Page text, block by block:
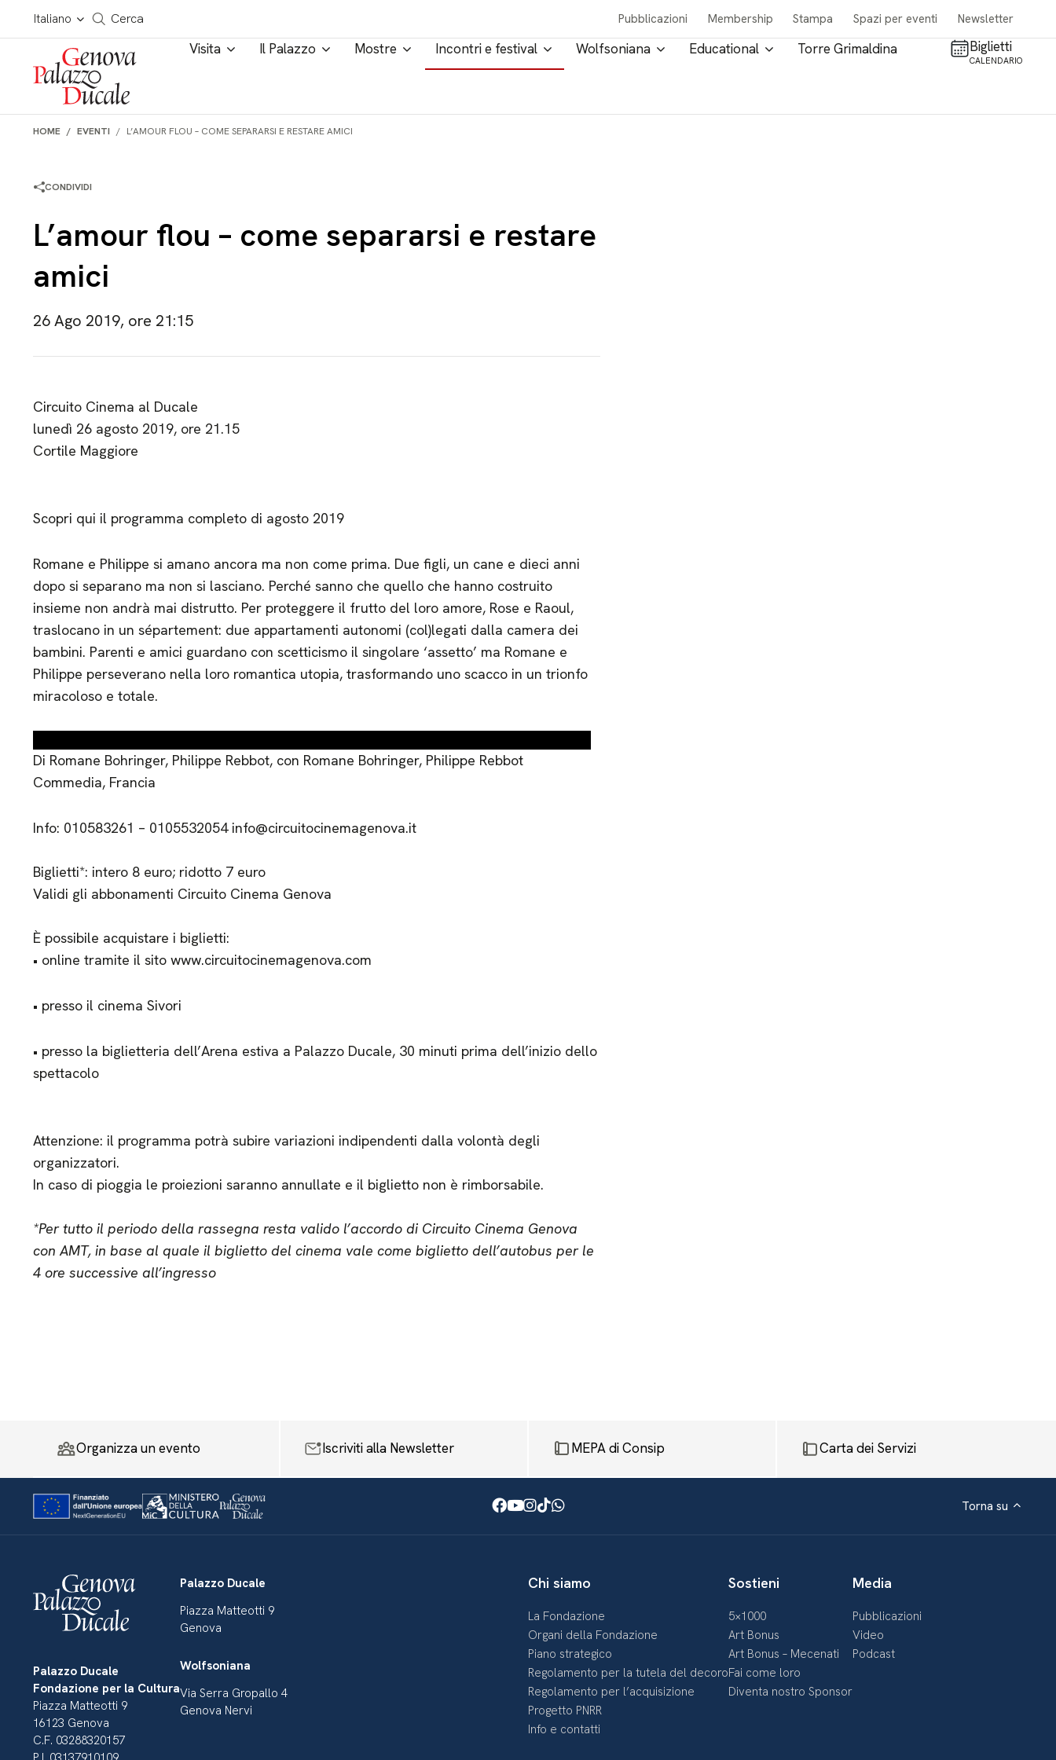
Salta al contenuto
Italiano
Cerca in tutto il sito
Cerca Pubblicazioni Membership Stampa Spazi per eventi Newsletter
Visita Il Palazzo Mostre Incontri e festival Wolfsoniana Educational Torre Grimaldina Biglietti
CALENDARIO
HOME EVENTI L’AMOUR FLOU – COME SEPARARSI E RESTARE AMICI
CONDIVIDI
L’amour flou – come separarsi e restare
amici
26 Ago 2019, ore 21:15
Circuito Cinema al Ducale
lunedì 26 agosto 2019, ore 21.15
Cortile Maggiore
Scopri qui il programma completo di agosto 2019
Romane e Philippe si amano ancora ma non come prima. Due figli, un cane e dieci anni
dopo si separano ma non si lasciano. Perché sanno che quello che hanno costruito
insieme non andrà mai distrutto. Per proteggere il frutto del loro amore, Rose e Raoul,
traslocano in un sépartement: due appartamenti autonomi (col)legati dalla camera dei
bambini. Parenti e amici guardano con scetticismo il singolare ‘assetto’ ma Romane e
Philippe perseverano nella loro romantica utopia, trasformando uno scacco in un trionfo
miracoloso e totale.
Di Romane Bohringer, Philippe Rebbot, con Romane Bohringer, Philippe Rebbot
Commedia, Francia
Info: 010583261 – 0105532054 info@circuitocinemagenova.it
Biglietti*: intero 8 euro; ridotto 7 euro
Validi gli abbonamenti Circuito Cinema Genova
È possibile acquistare i biglietti:
• online tramite il sito www.circuitocinemagenova.com
• presso il cinema Sivori
• presso la biglietteria dell’Arena estiva a Palazzo Ducale, 30 minuti prima dell’inizio dello
spettacolo
Attenzione: il programma potrà subire variazioni indipendenti dalla volontà degli
organizzatori.
In caso di pioggia le proiezioni saranno annullate e il biglietto non è rimborsabile.
*Per tutto il periodo della rassegna resta valido l’accordo di Circuito Cinema Genova
con AMT, in base al quale il biglietto del cinema vale come biglietto dell’autobus per le
4 ore successive all’ingresso
Organizza un evento Iscriviti alla Newsletter MEPA di Consip Carta dei Servizi
Facebook
Youtube
Instagram
TikTok
WhatsApp Torna su
Palazzo Ducale
Fondazione per la Cultura
Piazza Matteotti 9
16123 Genova
C.F. 03288320157
Palazzo Ducale
Piazza Matteotti 9
Genova
Wolfsoniana
Via Serra Gropallo 4
Genova Nervi
Chi siamo
La Fondazione
Organi della Fondazione
Piano strategico
Regolamento per la tutela del decoro
Regolamento per l’acquisizione
Progetto PNRR
Info e contatti
Sostieni
5×1000
Art Bonus
Art Bonus – Mecenati
Fai come loro
Diventa nostro Sponsor
Media
Pubblicazioni
Video
Podcast